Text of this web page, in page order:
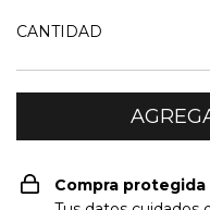
CANTIDAD
Compra protegida